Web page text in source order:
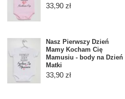
33,90 zł
Nasz Pierwszy Dzień
Mamy Kocham Cię
Mamusiu - body na Dzień
Matki
33,90 zł